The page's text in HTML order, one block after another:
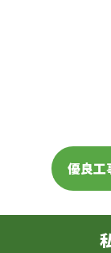
優良工